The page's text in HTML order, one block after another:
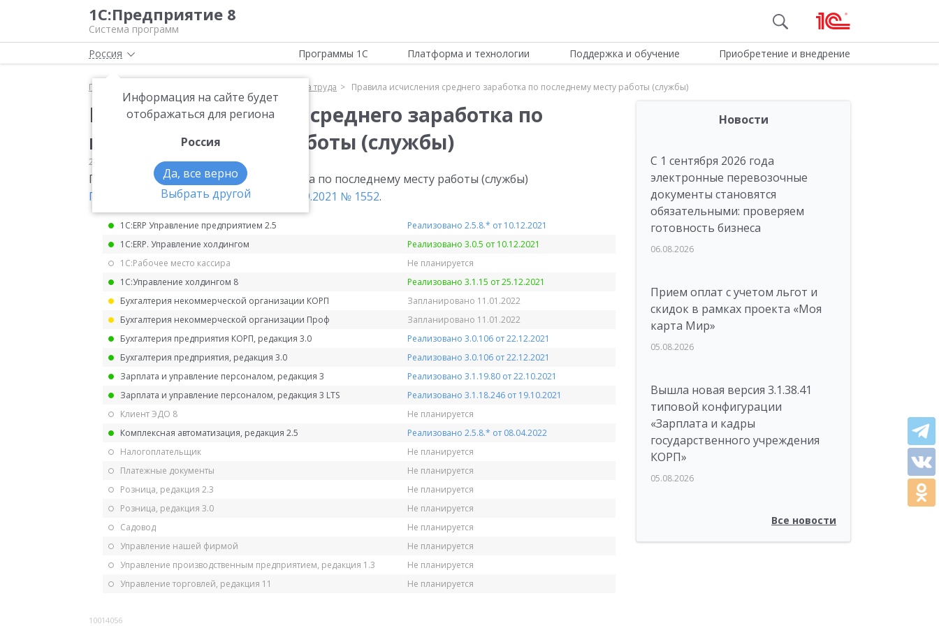
1С:Предприятие 8
Система программ
Россия
Информация на сайте будет
отображаться для региона
Россия
Да, все верно
Выбрать другой
Программы 1С Платформа и технологии Поддержка и обучение Приобретение и внедрение
Главная Оплата труда Правила исчисления среднего заработка по последнему месту работы (службы)
Правила исчисления среднего заработка по
последнему месту работы (службы)
29.09.2021 Оплата труда
Правила исчисления среднего заработка по последнему месту работы (службы)
Постановление Правительства от 14.09.2021 № 1552.
1С:ERP Управление предприятием 2.5
Реализовано 2.5.8.* от 10.12.2021
1С:ERP. Управление холдингом
Реализовано 3.0.5 от 10.12.2021
1С:Рабочее место кассира
Не планируется
1С:Управление холдингом 8
Реализовано 3.1.15 от 25.12.2021
Бухгалтерия некоммерческой организации КОРП
Запланировано 11.01.2022
Бухгалтерия некоммерческой организации Проф
Запланировано 11.01.2022
Бухгалтерия предприятия КОРП, редакция 3.0
Реализовано 3.0.106 от 22.12.2021
Бухгалтерия предприятия, редакция 3.0
Реализовано 3.0.106 от 22.12.2021
Зарплата и управление персоналом, редакция 3
Реализовано 3.1.19.80 от 22.10.2021
Зарплата и управление персоналом, редакция 3 LTS
Реализовано 3.1.18.246 от 19.10.2021
Клиент ЭДО 8
Не планируется
Комплексная автоматизация, редакция 2.5
Реализовано 2.5.8.* от 08.04.2022
Налогоплательщик
Не планируется
Платежные документы
Не планируется
Розница, редакция 2.3
Не планируется
Розница, редакция 3.0
Не планируется
Садовод
Не планируется
Управление нашей фирмой
Не планируется
Управление производственным предприятием, редакция 1.3
Не планируется
Управление торговлей, редакция 11
Не планируется
10014056
Новости
С 1 сентября 2026 года
электронные перевозочные
документы становятся
обязательными: проверяем
готовность бизнеса
06.08.2026
Прием оплат с учетом льгот и
скидок в рамках проекта «Моя
карта Мир»
05.08.2026
Вышла новая версия 3.1.38.41
типовой конфигурации
«Зарплата и кадры
государственного учреждения
КОРП»
05.08.2026
Все новости